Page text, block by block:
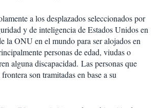
a los desplazados seleccionados por
y de inteligencia de Estados Unidos en
la ONU en el mundo para ser alojados en
personas de edad, viudas o
alguna discapacidad. Las personas que
son tramitadas en base a su